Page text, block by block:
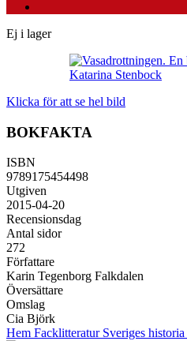
Ej i lager
Klicka för att se hel bild
BOKFAKTA
ISBN
9789175454498
Utgiven
2015-04-20
Recensionsdag
Antal sidor
272
Författare
Karin Tegenborg Falkdalen
Översättare
Omslag
Cia Björk
Hem Facklitteratur Sveriges historia